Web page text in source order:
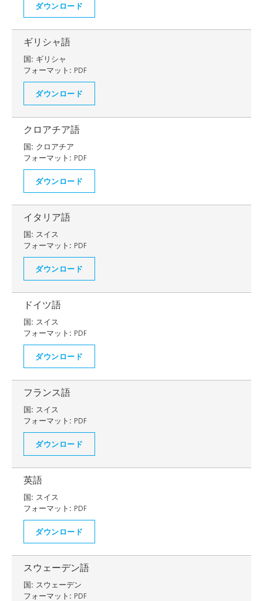
ダウンロード
ギリシャ語
国: ギリシャ
フォーマット: PDF
ダウンロード
クロアチア語
国: クロアチア
フォーマット: PDF
ダウンロード
イタリア語
国: スイス
フォーマット: PDF
ダウンロード
ドイツ語
国: スイス
フォーマット: PDF
ダウンロード
フランス語
国: スイス
フォーマット: PDF
ダウンロード
英語
国: スイス
フォーマット: PDF
ダウンロード
スウェーデン語
国: スウェーデン
フォーマット: PDF